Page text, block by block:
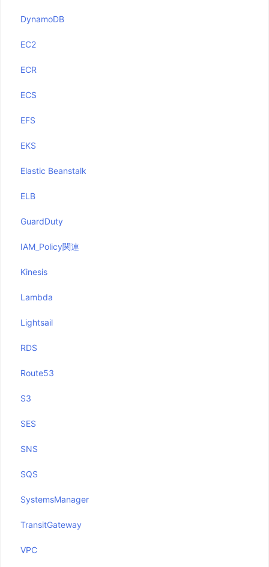
DynamoDB
EC2
ECR
ECS
EFS
EKS
Elastic Beanstalk
ELB
GuardDuty
IAM_Policy関連
Kinesis
Lambda
Lightsail
RDS
Route53
S3
SES
SNS
SQS
SystemsManager
TransitGateway
VPC